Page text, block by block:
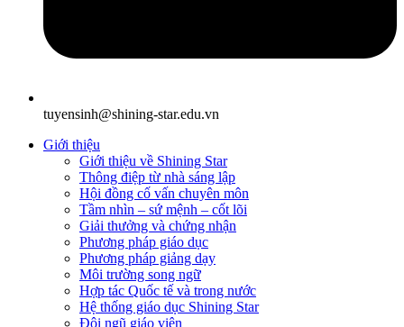
tuyensinh@shining-star.edu.vn
Giới thiệu
Giới thiệu về Shining Star
Thông điệp từ nhà sáng lập
Hội đồng cố vấn chuyên môn
Tầm nhìn – sứ mệnh – cốt lõi
Giải thưởng và chứng nhận
Phương pháp giáo dục
Phương pháp giảng dạy
Môi trường song ngữ
Hợp tác Quốc tế và trong nước
Hệ thống giáo dục Shining Star
Đội ngũ giáo viên